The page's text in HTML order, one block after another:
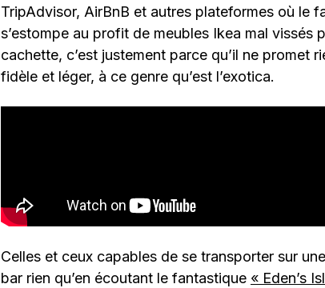
TripAdvisor, AirBnB et autres plateformes où le
s’estompe au profit de meubles Ikea mal vissés
cachette, c’est justement parce qu’il ne promet
fidèle et léger, à ce genre qu’est l’exotica.
Celles et ceux capables de se transporter sur
bar rien qu’en écoutant le fantastique « Eden’s